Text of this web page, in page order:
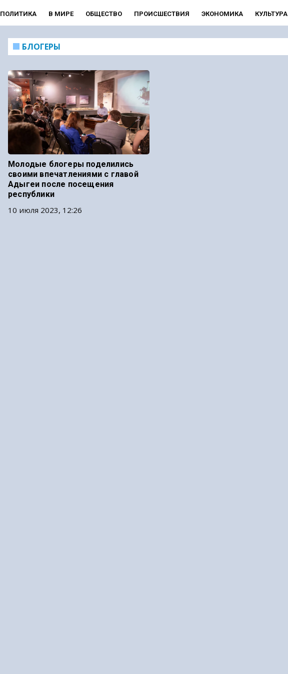
ПОЛИТИКА В МИРЕ ОБЩЕСТВО ПРОИСШЕСТВИЯ ЭКОНОМИКА КУЛЬТУРА
БЛОГЕРЫ
Молодые блогеры поделились
своими впечатлениями с главой
Адыгеи после посещения
республики
10 июля 2023, 12:26